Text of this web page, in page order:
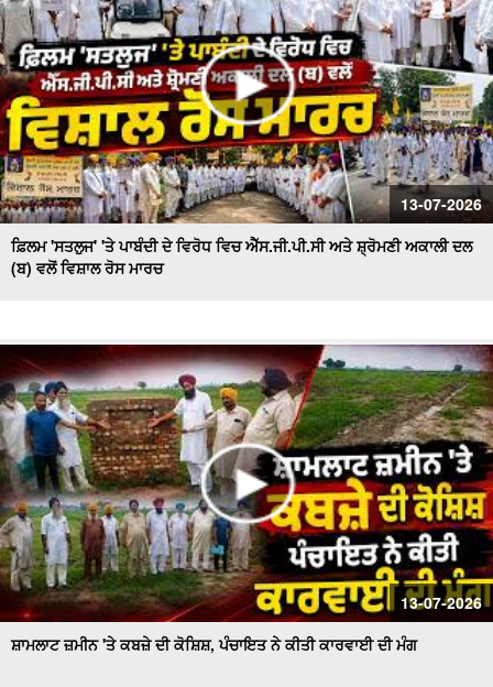
13-07-2026
ਫ਼ਿਲਮ 'ਸਤਲੁਜ' 'ਤੇ ਪਾਬੰਦੀ ਦੇ ਵਿਰੋਧ ਵਿਚ ਐੱਸ.ਜੀ.ਪੀ.ਸੀ ਅਤੇ ਸ਼੍ਰੋਮਣੀ ਅਕਾਲੀ ਦਲ
(ਬ) ਵਲੋਂ ਵਿਸ਼ਾਲ ਰੋਸ ਮਾਰਚ
13-07-2026
ਸ਼ਾਮਲਾਟ ਜ਼ਮੀਨ 'ਤੇ ਕਬਜ਼ੇ ਦੀ ਕੋਸ਼ਿਸ਼, ਪੰਚਾਇਤ ਨੇ ਕੀਤੀ ਕਾਰਵਾਈ ਦੀ ਮੰਗ